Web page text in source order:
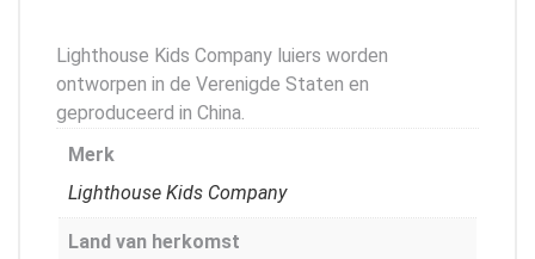
Lighthouse Kids Company luiers worden
ontworpen in de Verenigde Staten en
geproduceerd in China.
Merk
Lighthouse Kids Company
Land van herkomst